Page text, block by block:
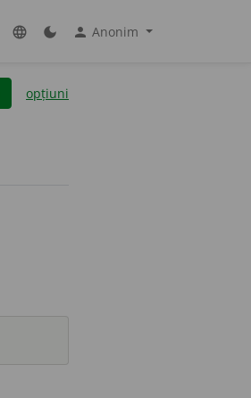
language dark_mode person Anonim
opțiuni